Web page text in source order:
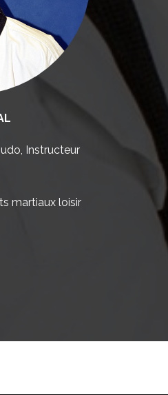
Instructeur
martiaux loisir